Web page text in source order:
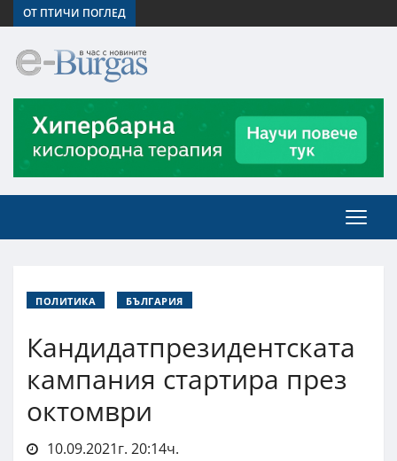
ОТ ПТИЧИ ПОГЛЕД
ПОЛИТИКА БЪЛГАРИЯ
Кандидатпрезидентската
кампания стартира през
октомври
10.09.2021г. 20:14ч.